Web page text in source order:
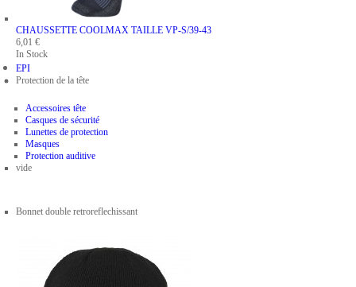
CHAUSSETTE COOLMAX TAILLE VP-S/39-43
6,01 €
In Stock
EPI
Protection de la tête
Accessoires tête
Casques de sécurité
Lunettes de protection
Masques
Protection auditive
vide
Bonnet double retroreflechissant